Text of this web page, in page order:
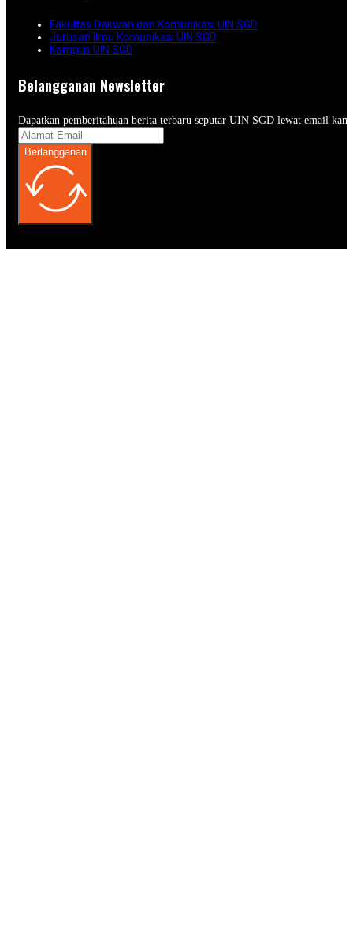
Fakultas Dakwah dan Komunikasi UIN SGD
Jurusan Ilmu Komunikasi UIN SGD
Kampus UIN SGD
Belangganan Newsletter
Dapatkan pemberitahuan berita terbaru seputar UIN SGD lewat email
Berlangganan